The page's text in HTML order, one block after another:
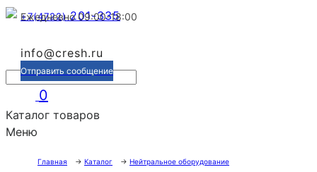
+7(4722)201-335
Ежедневно 09:00-18:00
info@cresh.ru
Отправить сообщение
0
Каталог товаров
Меню
Главная → Каталог → Нейтральное оборудование